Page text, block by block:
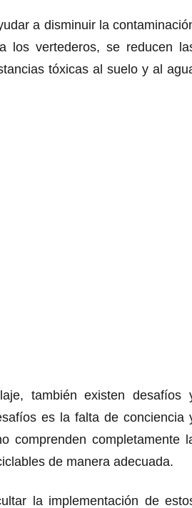
a disminuir la
los vertederos, se reducen
tóxicas al suelo y al
también existen desafíos
es la falta de conciencia
comprenden completamente
de manera adecuada.
la implementación de